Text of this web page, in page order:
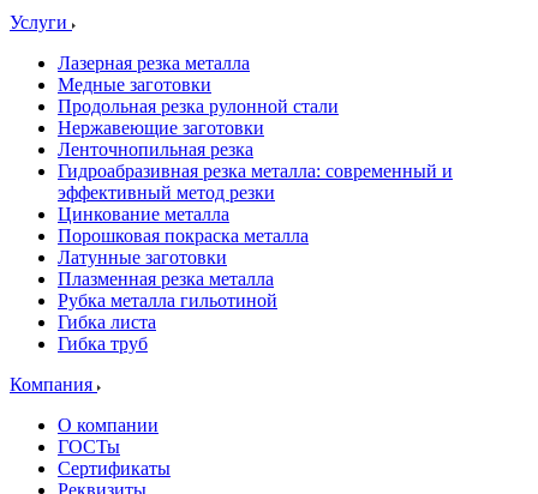
Услуги
Лазерная резка металла
Медные заготовки
Продольная резка рулонной стали
Нержавеющие заготовки
Ленточнопильная резка
Гидроабразивная резка металла: современный и
эффективный метод резки
Цинкование металла
Порошковая покраска металла
Латунные заготовки
Плазменная резка металла
Рубка металла гильотиной
Гибка листа
Гибка труб
Компания
О компании
ГОСТы
Сертификаты
Реквизиты